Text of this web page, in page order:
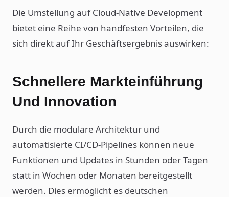
Die Umstellung auf Cloud-Native Development
bietet eine Reihe von handfesten Vorteilen, die
sich direkt auf Ihr Geschäftsergebnis auswirken:
Schnellere Markteinführung
Und Innovation
Durch die modulare Architektur und
automatisierte CI/CD-Pipelines können neue
Funktionen und Updates in Stunden oder Tagen
statt in Wochen oder Monaten bereitgestellt
werden. Dies ermöglicht es deutschen